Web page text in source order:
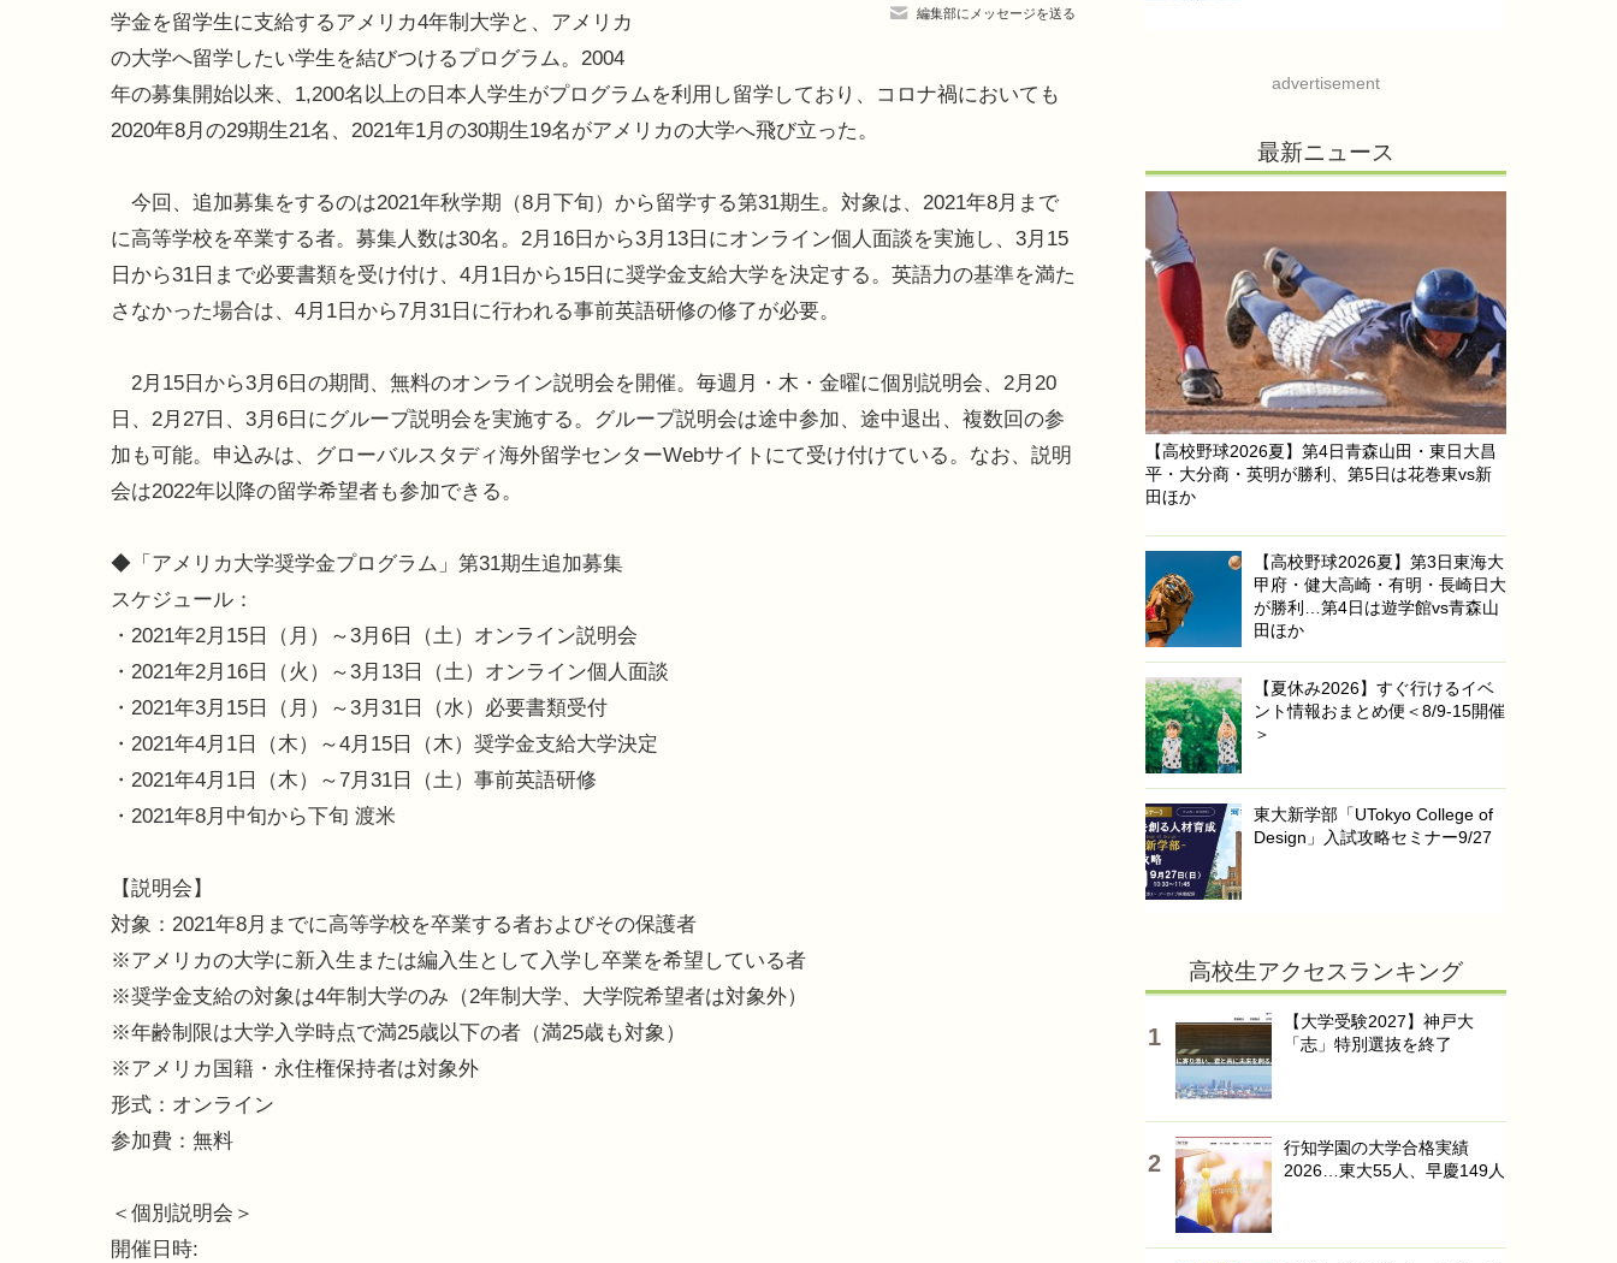
編集部にメッセージを送る
学金を留学生に支給するアメリカ4年制大学と、アメリカ
の大学へ留学したい学生を結びつけるプログラム。2004
年の募集開始以来、1,200名以上の日本人学生がプログラムを利用し留学しており、コロナ禍においても
2020年8月の29期生21名、2021年1月の30期生19名がアメリカの大学へ飛び立った。
今回、追加募集をするのは2021年秋学期（8月下旬）から留学する第31期生。対象は、2021年8月まで
に高等学校を卒業する者。募集人数は30名。2月16日から3月13日にオンライン個人面談を実施し、3月15
日から31日まで必要書類を受け付け、4月1日から15日に奨学金支給大学を決定する。英語力の基準を満た
さなかった場合は、4月1日から7月31日に行われる事前英語研修の修了が必要。
2月15日から3月6日の期間、無料のオンライン説明会を開催。毎週月・木・金曜に個別説明会、2月20
日、2月27日、3月6日にグループ説明会を実施する。グループ説明会は途中参加、途中退出、複数回の参
加も可能。申込みは、グローバルスタディ海外留学センターWebサイトにて受け付けている。なお、説明
会は2022年以降の留学希望者も参加できる。
◆「アメリカ大学奨学金プログラム」第31期生追加募集
スケジュール：
・2021年2月15日（月）～3月6日（土）オンライン説明会
・2021年2月16日（火）～3月13日（土）オンライン個人面談
・2021年3月15日（月）～3月31日（水）必要書類受付
・2021年4月1日（木）～4月15日（木）奨学金支給大学決定
・2021年4月1日（木）～7月31日（土）事前英語研修
・2021年8月中旬から下旬 渡米
【説明会】
対象：2021年8月までに高等学校を卒業する者およびその保護者
※アメリカの大学に新入生または編入生として入学し卒業を希望している者
※奨学金支給の対象は4年制大学のみ（2年制大学、大学院希望者は対象外）
※年齢制限は大学入学時点で満25歳以下の者（満25歳も対象）
※アメリカ国籍・永住権保持者は対象外
形式：オンライン
参加費：無料
＜個別説明会＞
開催日時:
advertisement
最新ニュース
【高校野球2026夏】第4日青森山田・東日大昌
平・大分商・英明が勝利、第5日は花巻東vs新
田ほか
【高校野球2026夏】第3日東海大
甲府・健大高崎・有明・長崎日大
が勝利…第4日は遊学館vs青森山
田ほか
【夏休み2026】すぐ行けるイベ
ント情報おまとめ便＜8/9-15開催
＞
東大新学部「UTokyo College of
Design」入試攻略セミナー9/27
高校生アクセスランキング
【大学受験2027】神戸大
「志」特別選抜を終了
行知学園の大学合格実績
2026…東大55人、早慶149人